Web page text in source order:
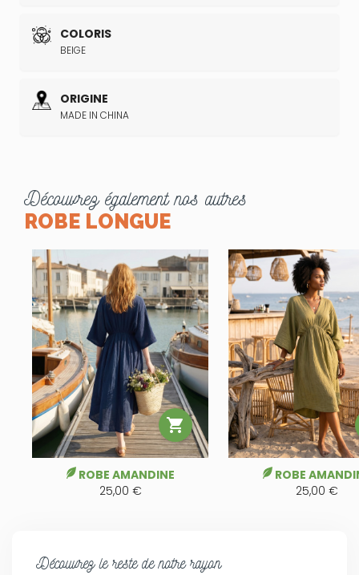
COLORIS
BEIGE
ORIGINE
MADE IN CHINA
Découvrez également nos autres
ROBE LONGUE

ROBE AMANDINE
25,00 €
ROBE
25,00 €
Découvrez le reste de notre rayon